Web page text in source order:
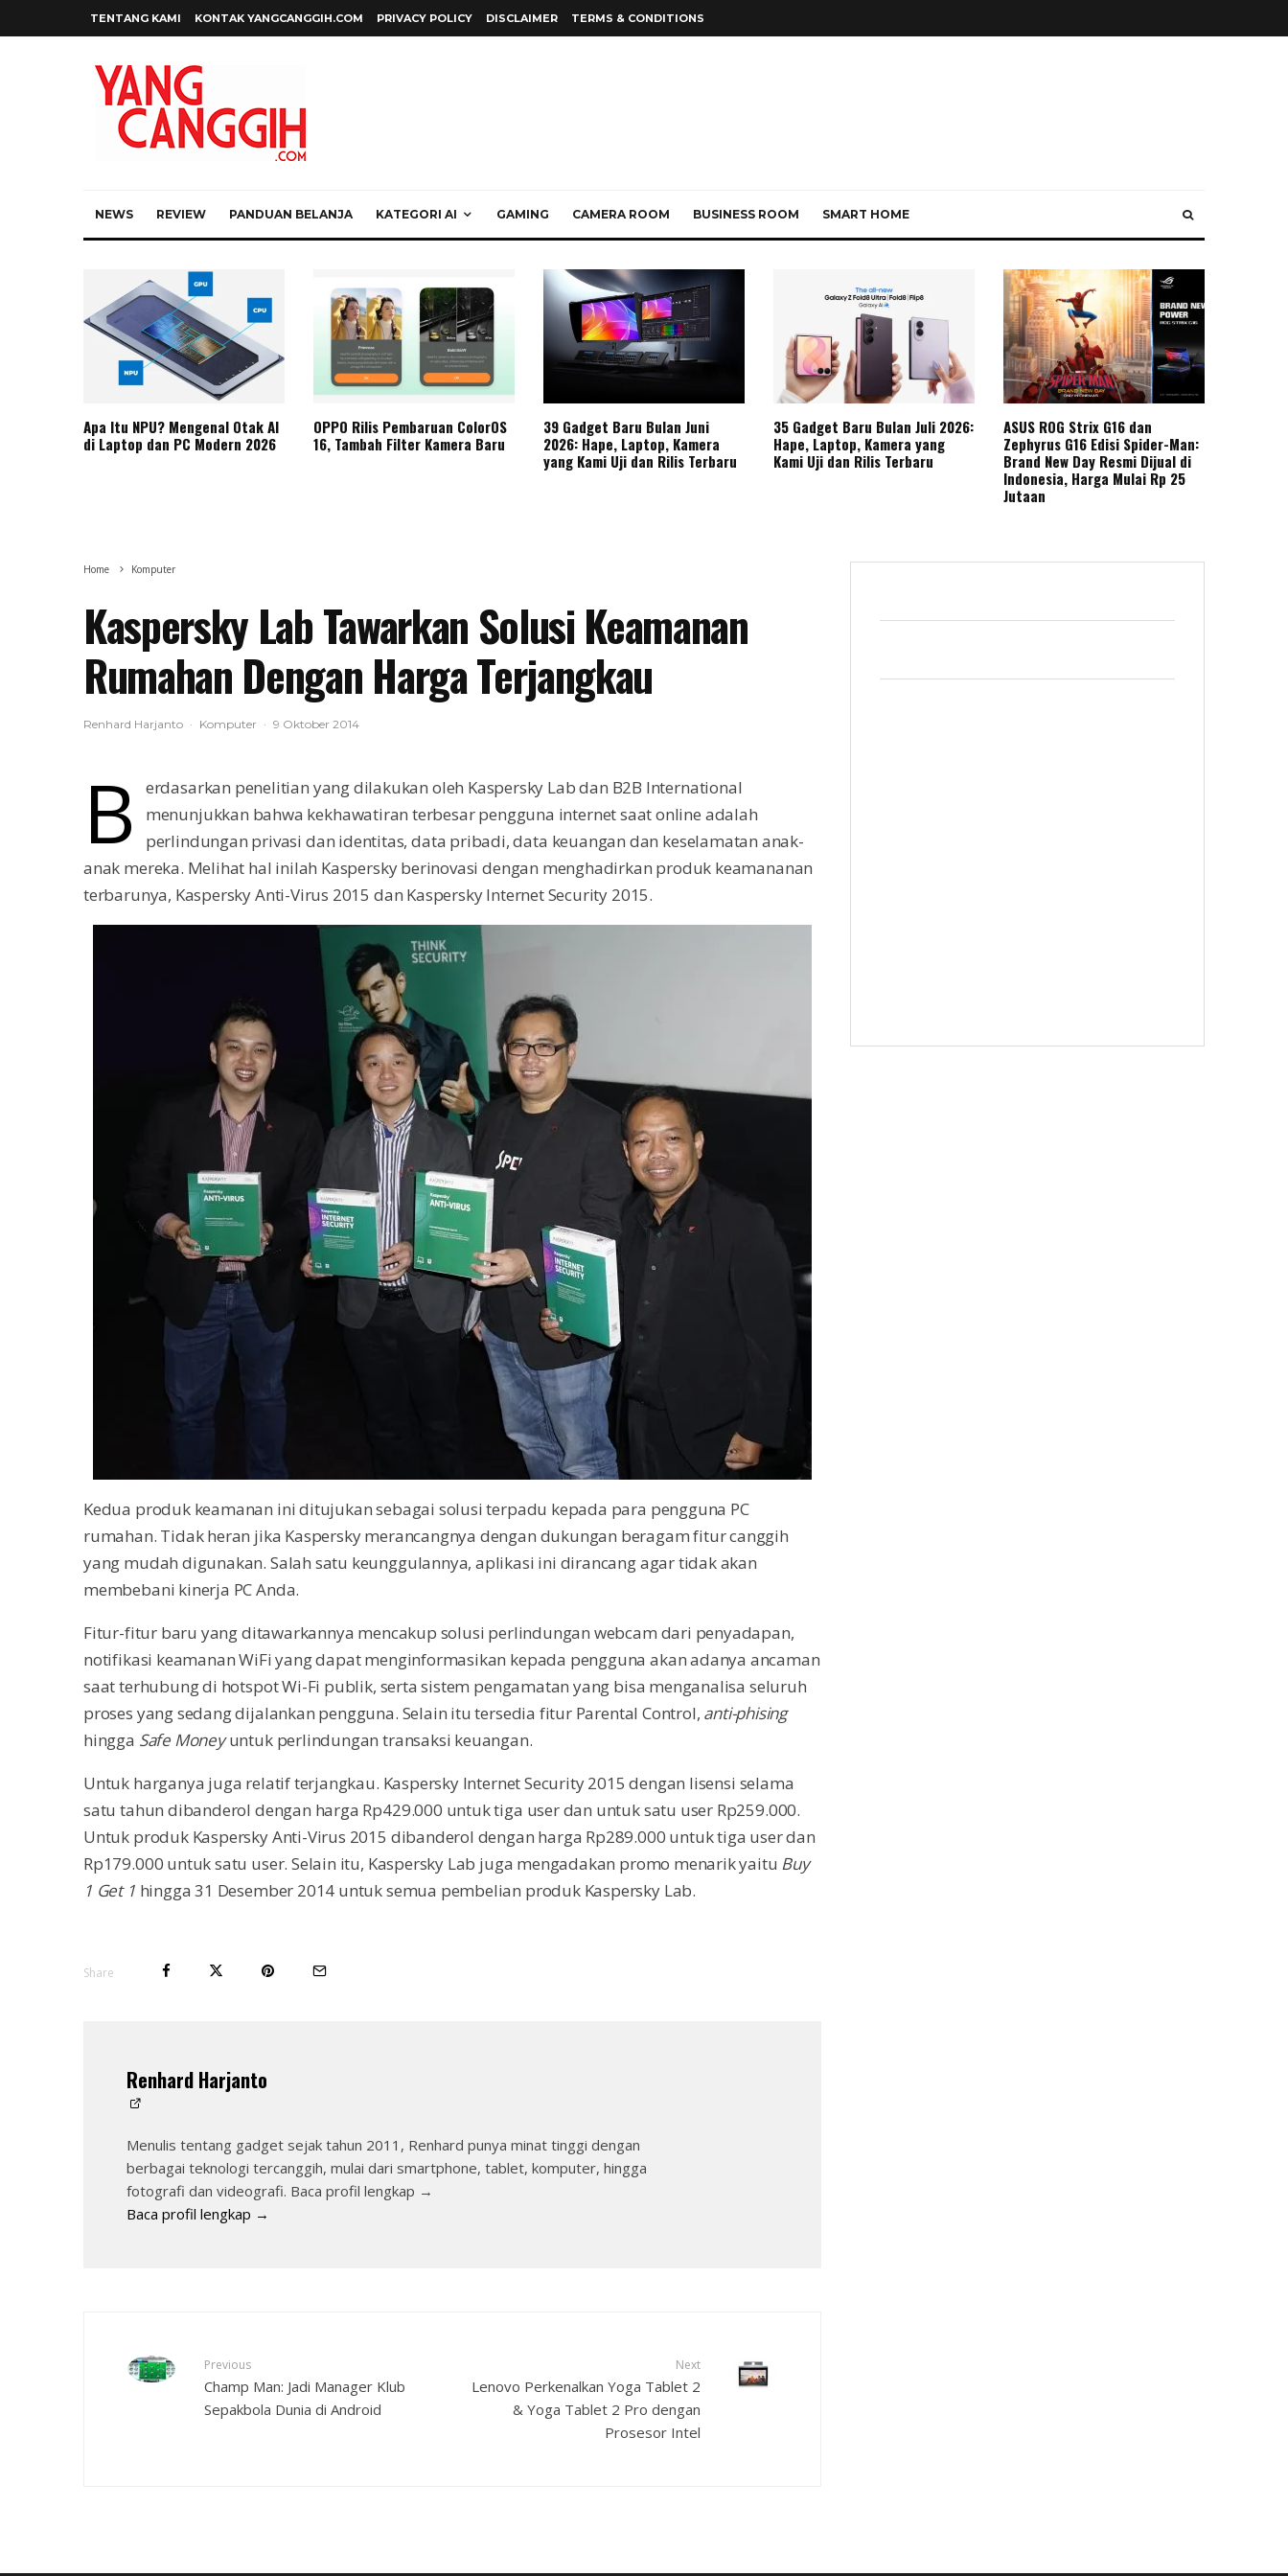
TENTANG KAMI KONTAK YANGCANGGIH.COM PRIVACY POLICY DISCLAIMER TERMS & CONDITIONS
NEWS REVIEW PANDUAN BELANJA KATEGORI AI GAMING CAMERA ROOM BUSINESS ROOM SMART HOME
Apa Itu NPU? Mengenal Otak AI
di Laptop dan PC Modern 2026
OPPO Rilis Pembaruan ColorOS
16, Tambah Filter Kamera Baru
39 Gadget Baru Bulan Juni
2026: Hape, Laptop, Kamera
yang Kami Uji dan Rilis Terbaru
35 Gadget Baru Bulan Juli 2026:
Hape, Laptop, Kamera yang
Kami Uji dan Rilis Terbaru
ASUS ROG Strix G16 dan
Zephyrus G16 Edisi Spider-Man:
Brand New Day Resmi Dijual di
Indonesia, Harga Mulai Rp 25
Jutaan
Home Komputer
Kaspersky Lab Tawarkan Solusi Keamanan
Rumahan Dengan Harga Terjangkau
Renhard Harjanto · Komputer · 9 Oktober 2014
B
erdasarkan penelitian yang dilakukan oleh Kaspersky Lab dan B2B International
menunjukkan bahwa kekhawatiran terbesar pengguna internet saat online adalah
perlindungan privasi dan identitas, data pribadi, data keuangan dan keselamatan anak-
anak mereka. Melihat hal inilah Kaspersky berinovasi dengan menghadirkan produk keamananan
terbarunya, Kaspersky Anti-Virus 2015 dan Kaspersky Internet Security 2015.
Kedua produk keamanan ini ditujukan sebagai solusi terpadu kepada para pengguna PC
rumahan. Tidak heran jika Kaspersky merancangnya dengan dukungan beragam fitur canggih
yang mudah digunakan. Salah satu keunggulannya, aplikasi ini dirancang agar tidak akan
membebani kinerja PC Anda.
Fitur-fitur baru yang ditawarkannya mencakup solusi perlindungan webcam dari penyadapan,
notifikasi keamanan WiFi yang dapat menginformasikan kepada pengguna akan adanya ancaman
saat terhubung di hotspot Wi-Fi publik, serta sistem pengamatan yang bisa menganalisa seluruh
proses yang sedang dijalankan pengguna. Selain itu tersedia fitur Parental Control, anti-phising
hingga Safe Moneyuntuk perlindungan transaksi keuangan.
Untuk harganya juga relatif terjangkau. Kaspersky Internet Security 2015 dengan lisensi selama
satu tahun dibanderol dengan harga Rp429.000 untuk tiga user dan untuk satu user Rp259.000.
Untuk produk Kaspersky Anti-Virus 2015 dibanderol dengan harga Rp289.000 untuk tiga user dan
Rp179.000 untuk satu user. Selain itu, Kaspersky Lab juga mengadakan promo menarik yaitu Buy
1 Get 1 hingga 31 Desember 2014 untuk semua pembelian produk Kaspersky Lab.
Share
Renhard Harjanto
Menulis tentang gadget sejak tahun 2011, Renhard punya minat tinggi dengan
berbagai teknologi tercanggih, mulai dari smartphone, tablet, komputer, hingga
fotografi dan videografi. Baca profil lengkap →
Baca profil lengkap →
Previous
Champ Man: Jadi Manager Klub
Sepakbola Dunia di Android
Next
Lenovo Perkenalkan Yoga Tablet 2
& Yoga Tablet 2 Pro dengan
Prosesor Intel